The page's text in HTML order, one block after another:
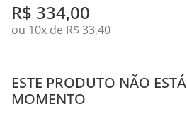
R$ 334,00
ou 10x de R$ 33,40
ESTE PRODUTO NÃO
MOMENTO